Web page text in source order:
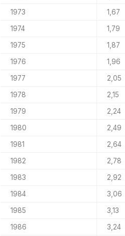
1973 1,67
1974 1,79
1975 1,87
1976 1,96
1977 2,05
1978 2,15
1979 2,24
1980 2,49
1981 2,64
1982 2,78
1983 2,92
1984 3,06
1985 3,13
1986 3,24